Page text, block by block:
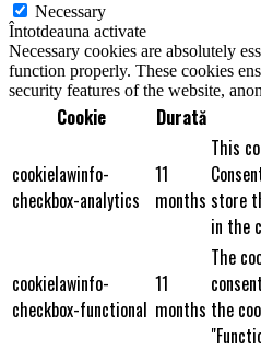
Necessary
Întotdeauna activate
Necessary cookies are absolutely
function properly. These cookies
security features of the website,
Cookie Durată
cookielawinfo-
checkbox-analytics
11
months
This
store
in the
cookielawinfo-
checkbox-functional
11
months
The
the